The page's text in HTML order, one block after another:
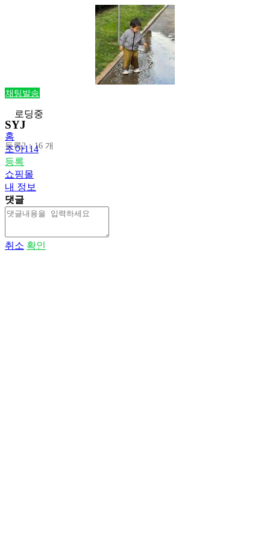
채팅발송
SYJ
등록2：16 개
로딩중
홈
조아114
등록
쇼핑몰
내 정보
댓글
취소 확인